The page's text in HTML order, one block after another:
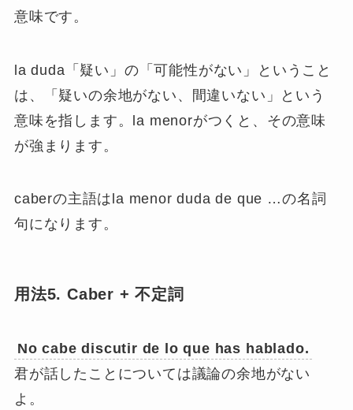
意味です。
la duda「疑い」の「可能性がない」ということ
は、「疑いの余地がない、間違いない」という
意味を指します。la menorがつくと、その意味
が強まります。
caberの主語はla menor duda de que …の名詞
句になります。
用法5. Caber + 不定詞
No cabe discutir de lo que has hablado.
君が話したことについては議論の余地がない
よ。